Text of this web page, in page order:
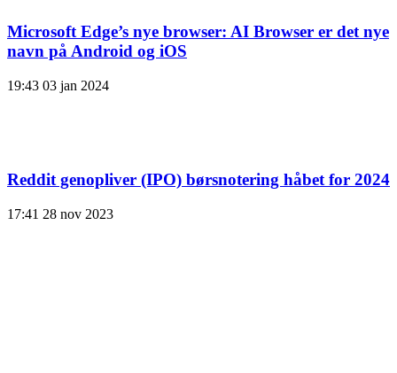
Microsoft Edge’s nye browser: AI Browser er det nye
navn på Android og iOS
19:43 03 jan 2024
Reddit genopliver (IPO) børsnotering håbet for 2024
17:41 28 nov 2023